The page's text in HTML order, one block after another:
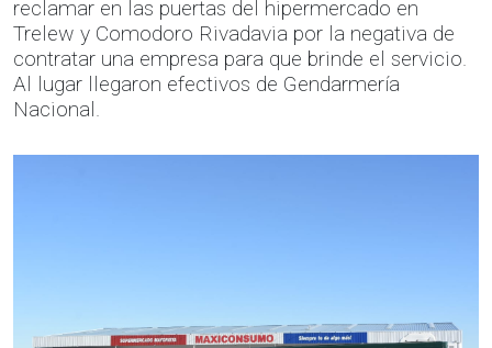
reclamar en las puertas del hipermercado en
Trelew y Comodoro Rivadavia por la negativa de
contratar una empresa para que brinde el servicio.
Al lugar llegaron efectivos de Gendarmería
Nacional.